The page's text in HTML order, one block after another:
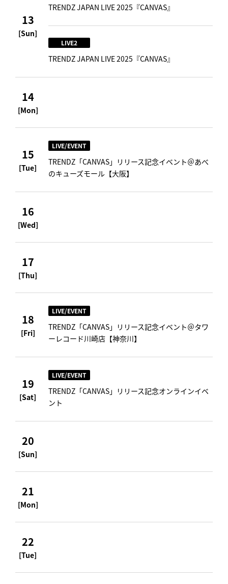
13
[Sun]
TRENDZ JAPAN LIVE 2025『CANVAS』
LIVE2
TRENDZ JAPAN LIVE 2025『CANVAS』
14
[Mon]
15
[Tue]
LIVE/EVENT
TRENDZ「CANVAS」リリース記念イベント＠あべ
のキューズモール【大阪】
16
[Wed]
17
[Thu]
18
[Fri]
LIVE/EVENT
TRENDZ「CANVAS」リリース記念イベント＠タワ
ーレコード川崎店【神奈川】
19
[Sat]
LIVE/EVENT
TRENDZ「CANVAS」リリース記念オンラインイベ
ント
20
[Sun]
21
[Mon]
22
[Tue]